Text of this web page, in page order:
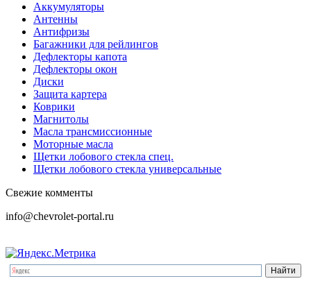
Аккумуляторы
Антенны
Антифризы
Багажники для рейлингов
Дефлекторы капота
Дефлекторы окон
Диски
Защита картера
Коврики
Магнитолы
Масла трансмиссионные
Моторные масла
Щетки лобового стекла спец.
Щетки лобового стекла универсальные
Свежие комменты
info@chevrolet-portal.ru